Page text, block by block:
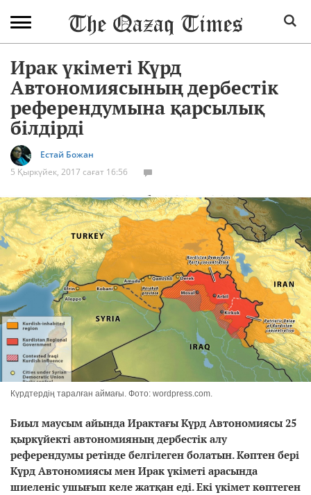
Ирак үкіметі Күрд
Автономиясының дербестік
референдумына қарсылық
білдірді
Естай Божан
5 Қыркүйек, 2017 сағат 16:56
Күрдтердің таралған аймағы. Фото: wordpress.com.
Биыл маусым айында Ирактағы Күрд Автономиясы 25
қыркүйекті автономияның дербестік алу
референдумы ретінде белгілеген болатын. Көптен бері
Күрд Автономиясы мен Ирак үкіметі арасында
шиеленіс ушығып келе жатқан еді. Екі үкімет көптеген